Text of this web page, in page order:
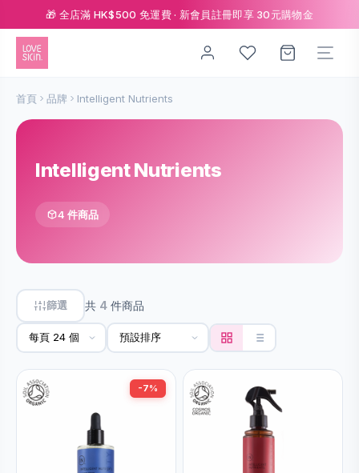
🎁 全店滿 HK$500 免運費 · 新會員註冊即享 30元購物金
首頁 品牌 Intelligent Nutrients
Intelligent Nutrients
4 件商品
篩選 共 4 件商品
-7%